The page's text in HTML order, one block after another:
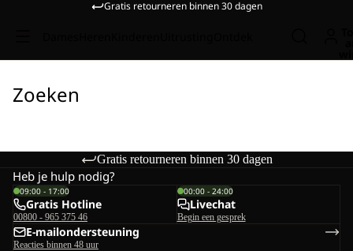
Gratis retourneren binnen 30 dagen
Zoeken
Gratis retourneren binnen 30 dagen
Heb je hulp nodig?
09:00 - 17:00
Gratis Hotline
00800 - 965 375 46
00:00 - 24:00
Livechat
Begin een gesprek
E-mailondersteuning
Reacties binnen 48 uur